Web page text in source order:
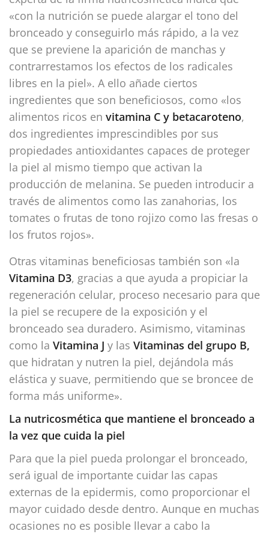
«con la nutrición se puede alargar el tono del
bronceado y conseguirlo más rápido, a la vez
que se previene la aparición de manchas y
contrarrestamos los efectos de los radicales
libres en la piel». A ello añade ciertos
ingredientes que son beneficiosos, como «los
alimentos ricos en vitamina C y betacaroteno,
dos ingredientes imprescindibles por sus
propiedades antioxidantes capaces de proteger
la piel al mismo tiempo que activan la
producción de melanina. Se pueden introducir a
través de alimentos como las zanahorias, los
tomates o frutas de tono rojizo como las fresas o
los frutos rojos».
Otras vitaminas beneficiosas también son «la
Vitamina D3, gracias a que ayuda a propiciar la
regeneración celular, proceso necesario para que
la piel se recupere de la exposición y el
bronceado sea duradero. Asimismo, vitaminas
como la Vitamina J y las Vitaminas del grupo B,
que hidratan y nutren la piel, dejándola más
elástica y suave, permitiendo que se broncee de
forma más uniforme».
La nutricosmética que mantiene el bronceado a
la vez que cuida la piel
Para que la piel pueda prolongar el bronceado,
será igual de importante cuidar las capas
externas de la epidermis, como proporcionar el
mayor cuidado desde dentro. Aunque en muchas
ocasiones no es posible llevar a cabo la